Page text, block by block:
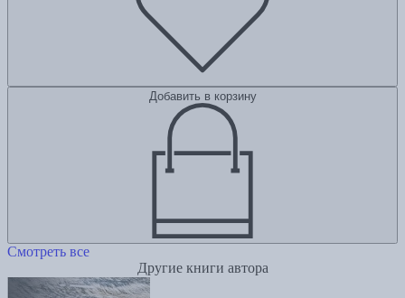
Добавить в корзину
Смотреть все
Другие книги автора